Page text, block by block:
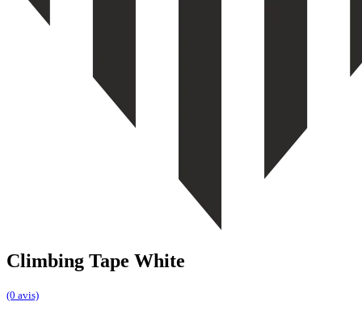
Climbing Tape White
(0 avis)